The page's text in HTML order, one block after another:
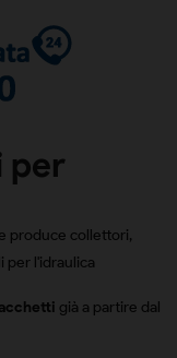
per
produce collettori,
per l'idraulica
già a partire dal